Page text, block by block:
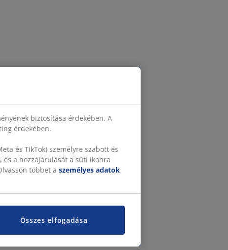
biztosítása érdekében. A
érdekében.
és TikTok) személyre szabott és
és a hozzájárulását a süti ikonra
többet a személyes adatok
Összes elfogadása